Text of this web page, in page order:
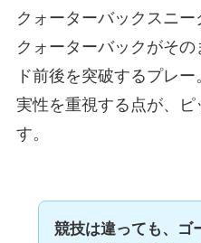
クォーターバックスニ
クォーターバックがそ
ド前後を突破するプレ
実性を重視する点が、ピ
す。
競技は違っても、ゴ